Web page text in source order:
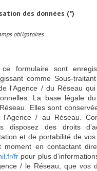
des données (*)
obligatoires
formulaire sont
comme Sous-
l'Agence / du Réseau
La base légale
Elles sont
l'Agence / au Réseau.
disposez des droits
et de portabilité de
en contactant
fr pour plus
/ le Réseau, que vos